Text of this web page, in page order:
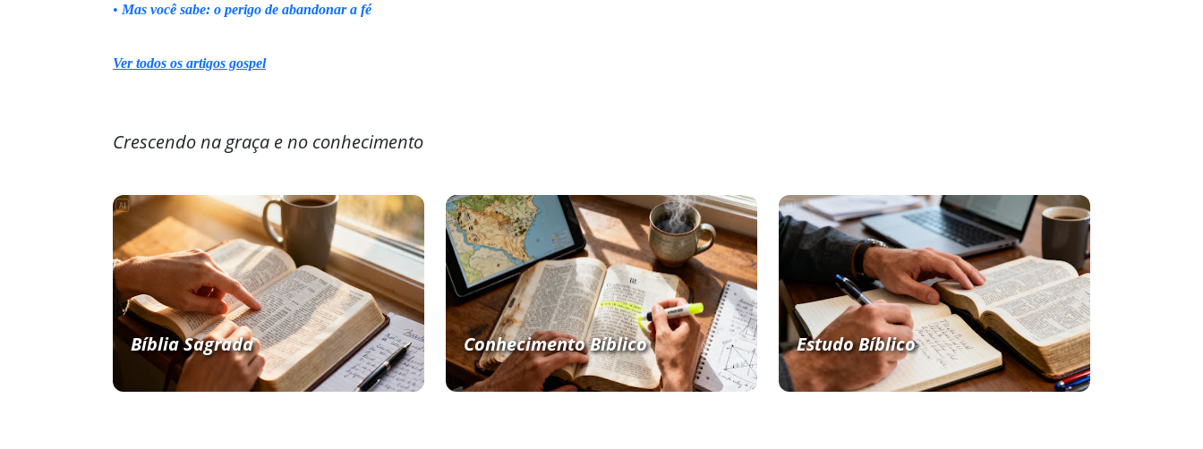
• Mas você sabe: o perigo de abandonar a fé
Ver todos os artigos gospel
Crescendo na graça e no conhecimento
Bíblia Sagrada Conhecimento Bíblico Estudo Bíblico